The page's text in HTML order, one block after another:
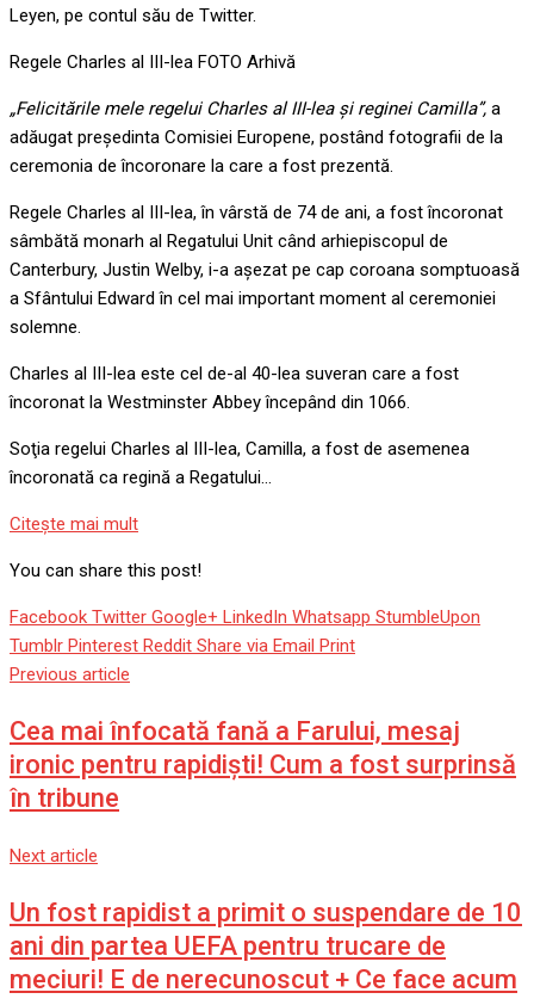
Leyen, pe contul său de Twitter.
Regele Charles al III-lea FOTO Arhivă
„Felicitările mele regelui Charles al III-lea şi reginei Camilla”, a
adăugat președinta Comisiei Europene, postând fotografii de la
ceremonia de încoronare la care a fost prezentă.
Regele Charles al III-lea, în vârstă de 74 de ani, a fost încoronat
sâmbătă monarh al Regatului Unit când arhiepiscopul de
Canterbury, Justin Welby, i-a aşezat pe cap coroana somptuoasă
a Sfântului Edward în cel mai important moment al ceremoniei
solemne.
Charles al III-lea este cel de-al 40-lea suveran care a fost
încoronat la Westminster Abbey începând din 1066.
Soţia regelui Charles al III-lea, Camilla, a fost de asemenea
încoronată ca regină a Regatului…
Citeşte mai mult
You can share this post!
Facebook Twitter Google+ LinkedIn Whatsapp StumbleUpon
Tumblr Pinterest Reddit Share via Email Print
Previous article
Cea mai înfocată fană a Farului, mesaj
ironic pentru rapidiști! Cum a fost surprinsă
în tribune
Next article
Un fost rapidist a primit o suspendare de 10
ani din partea UEFA pentru trucare de
meciuri! E de nerecunoscut + Ce face acum